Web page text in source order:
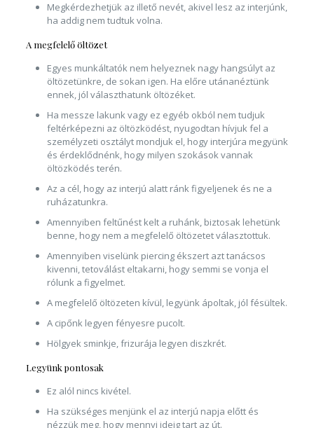
Megkérdezhetjük az illető nevét, akivel lesz az interjúnk,
ha addig nem tudtuk volna.
A megfelelő öltözet
Egyes munkáltatók nem helyeznek nagy hangsúlyt az
öltözetünkre, de sokan igen. Ha előre utánanéztünk
ennek, jól választhatunk öltözéket.
Ha messze lakunk vagy ez egyéb okból nem tudjuk
feltérképezni az öltözködést, nyugodtan hívjuk fel a
személyzeti osztályt mondjuk el, hogy interjúra megyünk
és érdeklődnénk, hogy milyen szokások vannak
öltözködés terén.
Az a cél, hogy az interjú alatt ránk figyeljenek és ne a
ruházatunkra.
Amennyiben feltűnést kelt a ruhánk, biztosak lehetünk
benne, hogy nem a megfelelő öltözetet választottuk.
Amennyiben viselünk piercing ékszert azt tanácsos
kivenni, tetoválást eltakarni, hogy semmi se vonja el
rólunk a figyelmet.
A megfelelő öltözeten kívül, legyünk ápoltak, jól fésültek.
A cipőnk legyen fényesre pucolt.
Hölgyek sminkje, frizurája legyen diszkrét.
Legyünk pontosak
Ez alól nincs kivétel.
Ha szükséges menjünk el az interjú napja előtt és
nézzük meg, hogy mennyi ideig tart az út.